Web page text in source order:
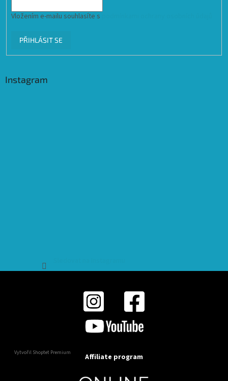
Vložením e-mailu souhlasíte s
PŘIHLÁSIT SE
Instagram
Vytvořil Shoptet Premium Affiliate program